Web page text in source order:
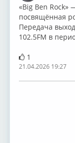
⁣«Big Ben Rock»
посвящённая
Передача
102.5FM в
1
21.04.2026 19:27